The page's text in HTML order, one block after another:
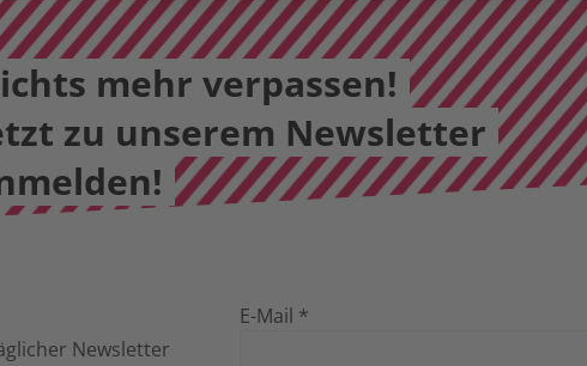
mehr verpassen!
zu unserem Newsletter
Newsletter
E-Mail *